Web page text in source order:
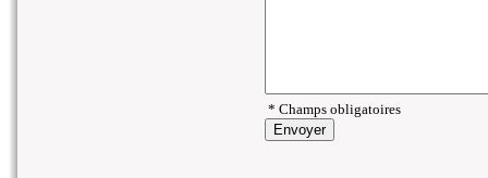
* Champs obligatoires